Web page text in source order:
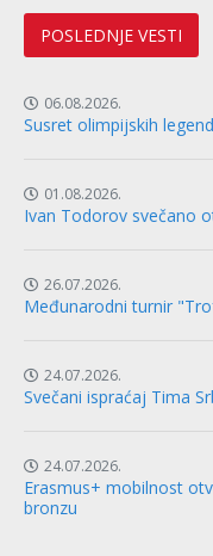
POSLEDNJE VESTI
06.08.2026.
Susret olimpijskih
01.08.2026.
Ivan Todorov svečano
26.07.2026.
Međunarodni turnir
24.07.2026.
Svečani ispraćaj Tima
24.07.2026.
Erasmus+ mobilnost
bronzu